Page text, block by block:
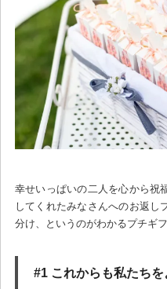
幸せいっぱいの二人を心から祝
してくれたみなさんへのお返し
分け、というのがわかるプチギ
#1 これからも私たちを